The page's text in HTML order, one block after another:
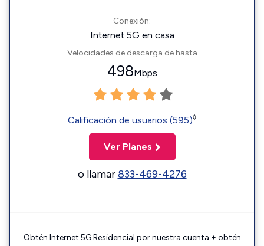
Conexión:
Internet 5G en casa
Velocidades de descarga de hasta
498Mbps
Calificación de usuarios (595)◊
Ver Planes
o llamar833-469-4276
Obtén Internet 5G Residencial por nuestra cuenta + obtén